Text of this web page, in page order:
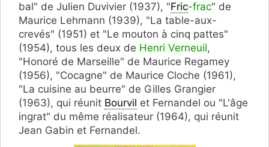
bal" de Julien Duvivier (1937), "Fric-frac" de
Maurice Lehmann (1939), "La table-aux-
crevés" (1951) et "Le mouton à cinq pattes"
(1954), tous les deux de Henri Verneuil,
"Honoré de Marseille" de Maurice Regamey
(1956), "Cocagne" de Maurice Cloche (1961),
"La cuisine au beurre" de Gilles Grangier
(1963), qui réunit Bourvil et Fernandel ou "L'âge
ingrat" du même réalisateur (1964), qui réunit
Jean Gabin et Fernandel.